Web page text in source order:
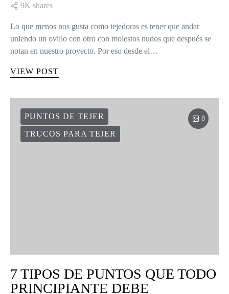
9K shares
Lo que menos nos gusta como tejedoras es tener que andar
uniendo un ovillo con otro con molestos nudos que después se
notan en nuestro proyecto. Por eso desde el…
VIEW POST
PUNTOS DE TEJER
TRUCOS PARA TEJER
8
7 TIPOS DE PUNTOS QUE TODO
PRINCIPIANTE DEBE